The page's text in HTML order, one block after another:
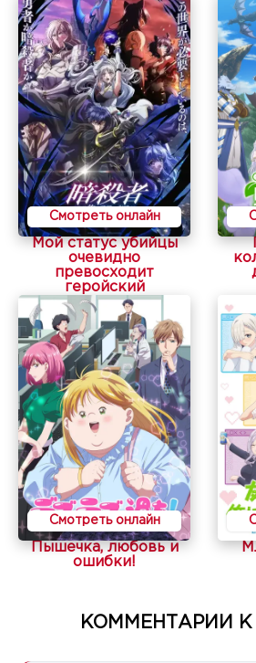
Смотреть онлайн
Мой статус убийцы
очевидно
превосходит
геройский
Смотреть онлайн
Пышечка, любовь и
ошибки!
КОММЕНТАРИИ